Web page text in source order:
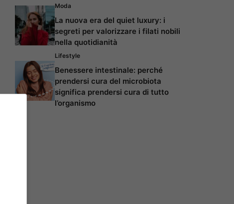
Moda
La nuova era del quiet luxury: i
segreti per valorizzare i filati nobili
nella quotidianità
Lifestyle
Benessere intestinale: perché
prendersi cura del microbiota
significa prendersi cura di tutto
l’organismo